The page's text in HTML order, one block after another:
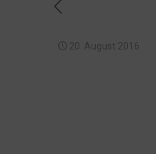
20. August 2016